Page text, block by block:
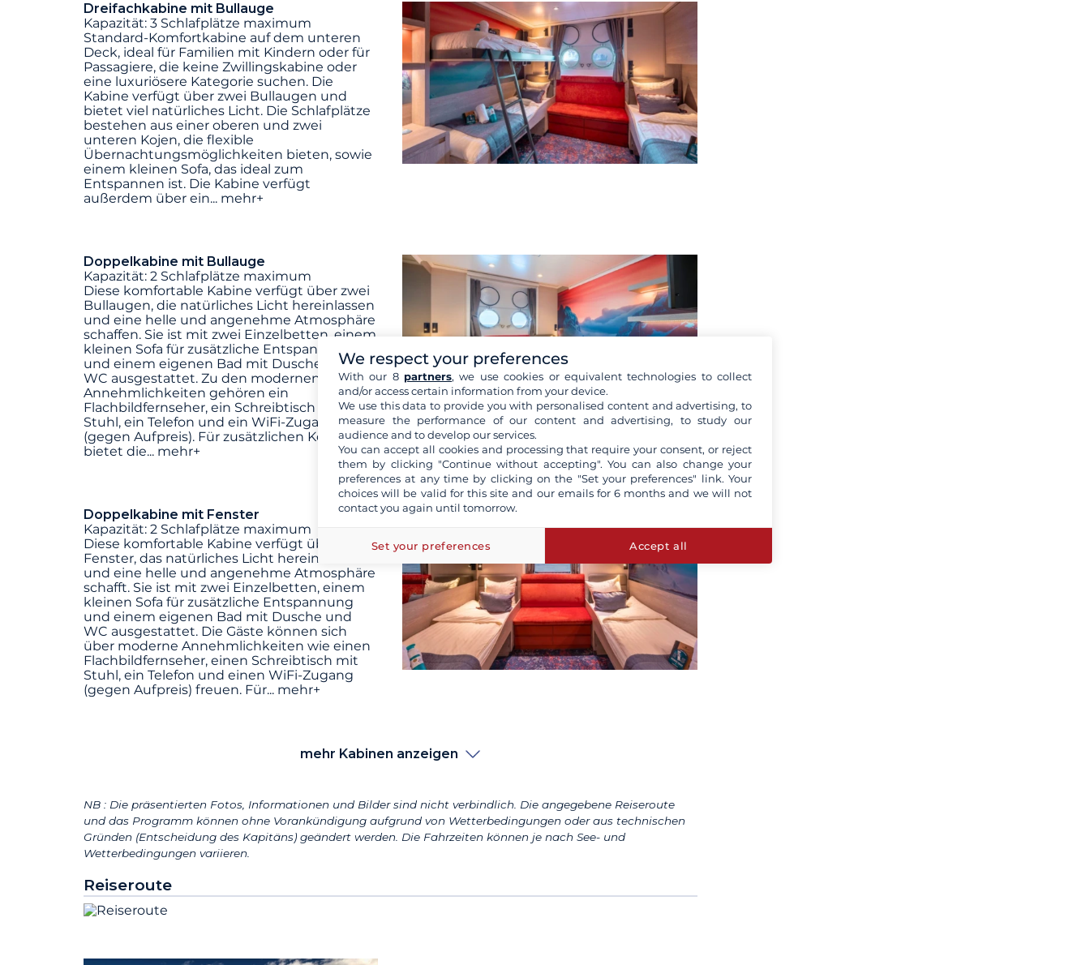
Dreifachkabine mit Bullauge
Kapazität: 3 Schlafplätze maximum
Standard-Komfortkabine auf dem unteren
Deck, ideal für Familien mit Kindern oder für
Passagiere, die keine Zwillingskabine oder
eine luxuriösere Kategorie suchen. Die
Kabine verfügt über zwei Bullaugen und
bietet viel natürliches Licht. Die Schlafplätze
bestehen aus einer oberen und zwei
unteren Kojen, die flexible
Übernachtungsmöglichkeiten bieten, sowie
einem kleinen Sofa, das ideal zum
Entspannen ist. Die Kabine verfügt
außerdem über ein... mehr+
Doppelkabine mit Bullauge
Kapazität: 2 Schlafplätze maximum
Diese komfortable Kabine verfügt über zwei
Bullaugen, die natürliches Licht hereinlassen
und eine helle und angenehme Atmosphäre
schaffen. Sie ist mit zwei Einzelbetten, einem
kleinen Sofa für zusätzliche Entspannung
und einem eigenen Bad mit Dusche und
WC ausgestattet. Zu den modernen
Annehmlichkeiten gehören ein
Flachbildfernseher, ein Schreibtisch mit
Stuhl, ein Telefon und ein WiFi-Zugang
(gegen Aufpreis). Für zusätzlichen Komfort
bietet die... mehr+
Doppelkabine mit Fenster
Kapazität: 2 Schlafplätze maximum
Diese komfortable Kabine verfügt über ein
Fenster, das natürliches Licht hereinlässt
und eine helle und angenehme Atmosphäre
schafft. Sie ist mit zwei Einzelbetten, einem
kleinen Sofa für zusätzliche Entspannung
und einem eigenen Bad mit Dusche und
WC ausgestattet. Die Gäste können sich
über moderne Annehmlichkeiten wie einen
Flachbildfernseher, einen Schreibtisch mit
Stuhl, ein Telefon und einen WiFi-Zugang
(gegen Aufpreis) freuen. Für... mehr+
mehr Kabinen anzeigen
NB : Die präsentierten Fotos, Informationen und Bilder sind nicht verbindlich. Die angegebene Reiseroute
und das Programm können ohne Vorankündigung aufgrund von Wetterbedingungen oder aus technischen
Gründen (Entscheidung des Kapitäns) geändert werden. Die Fahrzeiten können je nach See- und
Wetterbedingungen variieren.
Reiseroute
We respect your preferences
With our 8 partners, we use cookies or equivalent technologies to collect
and/or access certain information from your device.
We use this data to provide you with personalised content and advertising, to
measure the performance of our content and advertising, to study our
audience and to develop our services.
You can accept all cookies and processing that require your consent, or reject
them by clicking "Continue without accepting". You can also change your
preferences at any time by clicking on the "Set your preferences" link. Your
choices will be valid for this site and our emails for 6 months and we will not
contact you again until tomorrow.
Set your preferences Accept all